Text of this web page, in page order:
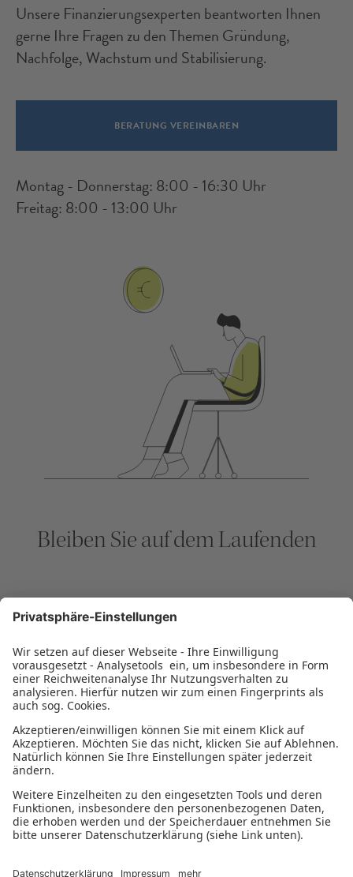
Unsere Finanzierungsexperten beantworten Ihnen
gerne Ihre Fragen zu den Themen Gründung,
Nachfolge, Wachstum und Stabilisierung.
BERATUNG VEREINBAREN
Montag - Donnerstag: 8:00 - 16:30 Uhr
Freitag: 8:00 - 13:00 Uhr
Bleiben Sie auf dem Laufenden
NEWSLETTER ABONNIEREN
Impressum